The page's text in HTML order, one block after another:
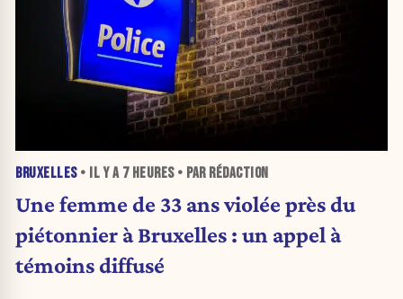
BRUXELLES• IL Y A 7 HEURES• PAR RÉDACTION
Une femme de 33 ans violée près du
piétonnier à Bruxelles : un appel à
témoins diffusé